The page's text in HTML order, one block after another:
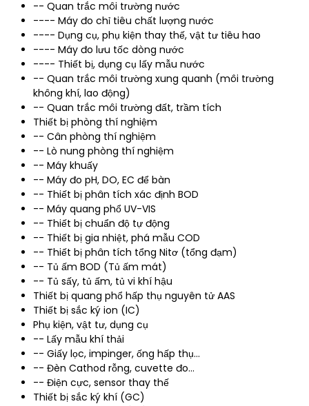
-- Quan trắc môi trường nước
---- Máy đo chỉ tiêu chất lượng nước
---- Dụng cụ, phụ kiện thay thế, vật tư tiêu hao
---- Máy đo lưu tốc dòng nước
---- Thiết bị, dụng cụ lấy mẫu nước
-- Quan trắc môi trường xung quanh (môi trường
không khí, lao động)
-- Quan trắc môi trường đất, trầm tích
Thiết bị phòng thí nghiệm
-- Cân phòng thí nghiệm
-- Lò nung phòng thí nghiệm
-- Máy khuấy
-- Máy đo pH, DO, EC để bàn
-- Thiết bị phân tích xác định BOD
-- Máy quang phổ UV-VIS
-- Thiết bị chuẩn độ tự động
-- Thiết bị gia nhiệt, phá mẫu COD
-- Thiết bị phân tích tổng Nitơ (tổng đạm)
-- Tủ ấm BOD (Tủ ấm mát)
-- Tủ sấy, tủ ấm, tủ vi khí hậu
Thiết bị quang phổ hấp thụ nguyên tử AAS
Thiết bị sắc ký ion (IC)
Phụ kiện, vật tư, dụng cụ
-- Lấy mẫu khí thải
-- Giấy lọc, impinger, ống hấp thụ...
-- Đèn Cathod rỗng, cuvette đo...
-- Điện cực, sensor thay thế
Thiết bị sắc ký khí (GC)